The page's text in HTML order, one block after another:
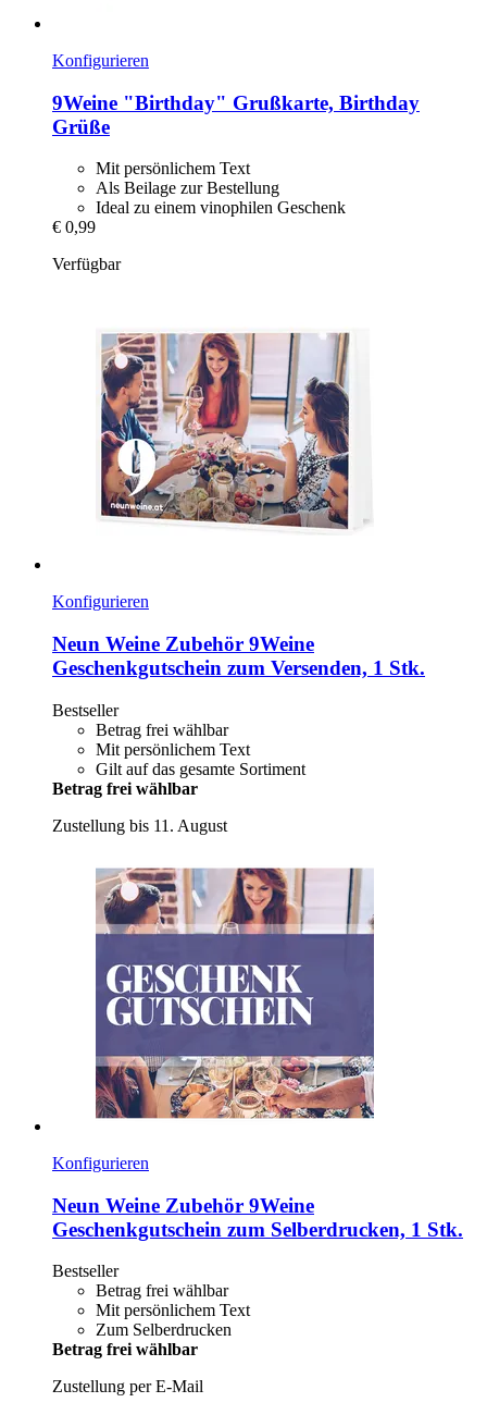
Konfigurieren
9Weine "Birthday" Grußkarte, Birthday
Grüße
Mit persönlichem Text
Als Beilage zur Bestellung
Ideal zu einem vinophilen Geschenk
€ 0,99
Verfügbar
Konfigurieren
Neun Weine Zubehör 9Weine
Geschenkgutschein zum Versenden, 1 Stk.
Bestseller
Betrag frei wählbar
Mit persönlichem Text
Gilt auf das gesamte Sortiment
Betrag frei wählbar
Zustellung bis 11. August
Konfigurieren
Neun Weine Zubehör 9Weine
Geschenkgutschein zum Selberdrucken, 1 Stk.
Bestseller
Betrag frei wählbar
Mit persönlichem Text
Zum Selberdrucken
Betrag frei wählbar
Zustellung per E-Mail